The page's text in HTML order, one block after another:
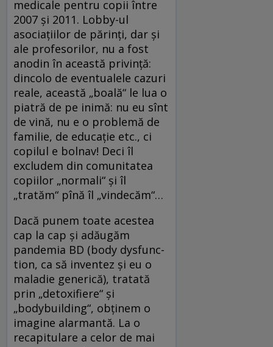
medicale pentru copii între
2007 și 2011. Lobby-ul
asociațiilor de părinți, dar și
ale profesorilor, nu a fost
anodin în această privință:
dincolo de eventualele cazuri
reale, această „boală“ le lua o
piatră de pe inimă: nu eu sînt
de vină, nu e o problemă de
familie, de educație etc., ci
copilul e bolnav! Deci îl
excludem din comunitatea
copiilor „normali“ și îl
„tratăm“ pînă îl „vindecăm“…
Dacă punem toate acestea
cap la cap și adăugăm
pandemia BD (body dysfunc­
tion, ca să inventez și eu o
maladie generică), tratată
prin „detoxifiere“ și
„bodybuilding“, obținem o
imagine alarmantă. La o
recapitulare a celor de mai